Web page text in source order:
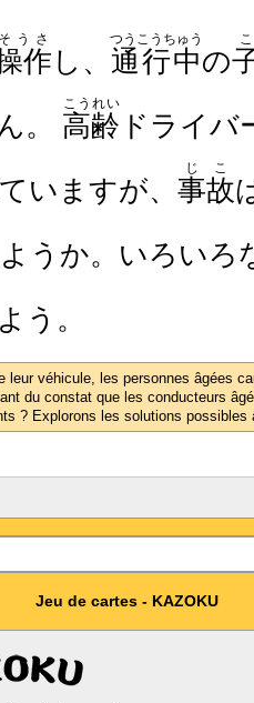
作
そうさ
し、 通行中
つうこうちゅう
の
こ
。 高齢
こうれい
ドライバ
いますが、 事故
じこ
うか。いろいろ
う。
leur véhicule, les personnes âgées
du constat que les conducteurs
? Explorons les solutions possibles
Jeu de cartes - KAZOKU